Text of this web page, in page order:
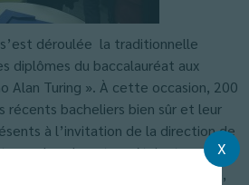
X
déroulée la traditionnelle
diplômes du baccalauréat aux
Alan Turing ». À cette occasion, 200
récents bacheliers bien sûr et leur
à l’invitation de la direction de
« les absents », étaient
loin pour revenir pour une soirée,